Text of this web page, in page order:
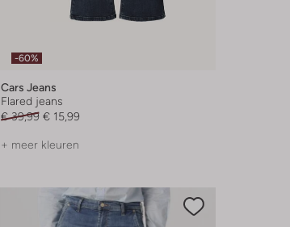
-60%
Cars Jeans
Flared jeans
€ 39,99 € 15,99
+ meer kleuren